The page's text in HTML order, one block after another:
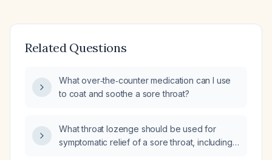
Related Questions
What over‑the‑counter medication can I use
to coat and soothe a sore throat?
What throat lozenge should be used for
symptomatic relief of a sore throat, including